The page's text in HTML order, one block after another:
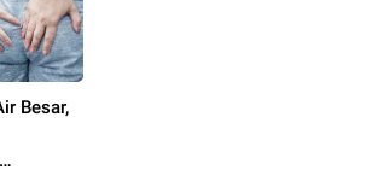
Besar,